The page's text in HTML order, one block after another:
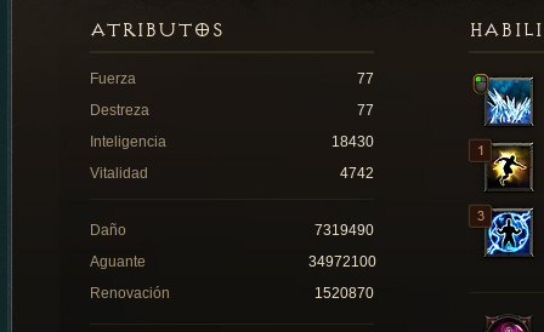
ATRIBUTOS
Fuerza
77
Destreza
77
Inteligencia
18430
Vitalidad
4742
Daño
7319490
Aguante
34972100
Renovación
1520870